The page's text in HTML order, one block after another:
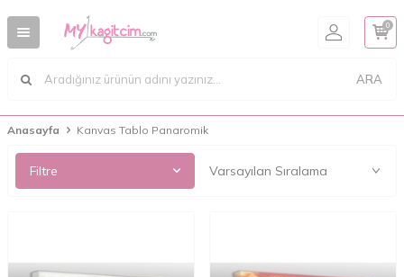
ARA
0
Anasayfa Kanvas Tablo Panaromik
Filtre